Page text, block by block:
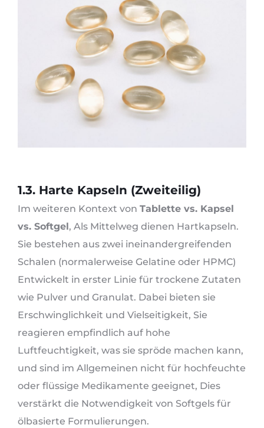
1.3. Harte Kapseln (Zweiteilig)
Im weiteren Kontext von Tablette vs. Kapsel
vs. Softgel, Als Mittelweg dienen Hartkapseln.
Sie bestehen aus zwei ineinandergreifenden
Schalen (normalerweise Gelatine oder HPMC)
Entwickelt in erster Linie für trockene Zutaten
wie Pulver und Granulat. Dabei bieten sie
Erschwinglichkeit und Vielseitigkeit, Sie
reagieren empfindlich auf hohe
Luftfeuchtigkeit, was sie spröde machen kann,
und sind im Allgemeinen nicht für hochfeuchte
oder flüssige Medikamente geeignet, Dies
verstärkt die Notwendigkeit von Softgels für
ölbasierte Formulierungen.